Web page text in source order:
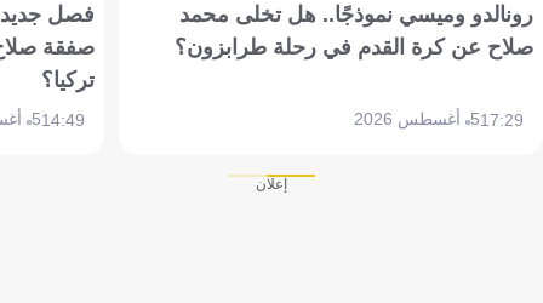
رونالدو وميسي نموذجًا.. هل تخلى محمد
صلاح عن كرة القدم في رحلة طرابزون؟
17:295 أغسطس 2026
فصل جديد
صفقة
تركيا؟
14:495 أغسطس 2026
إعلان